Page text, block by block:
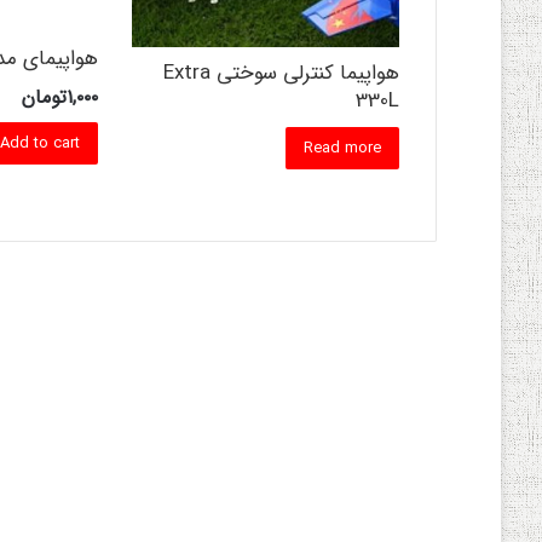
هواپیما کنترلی سوختی Extra
330L
Read more
هواپیمای
۱,۰۰۰تومان
Add to cart